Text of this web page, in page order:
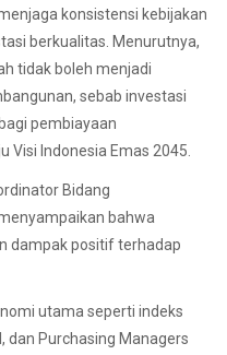
konsistensi kebijakan
berkualitas. Menurutnya,
tidak boleh menjadi
sebab investasi
pembiayaan
Indonesia Emas 2045.
Bidang
bahwa
dampak positif terhadap
utama seperti indeks
dan Purchasing Managers